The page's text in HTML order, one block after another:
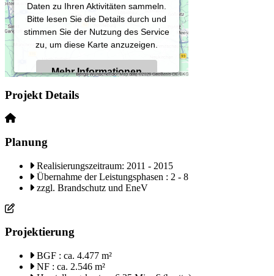
Daten zu Ihren Aktivitäten sammeln.
Bitte lesen Sie die Details durch und
stimmen Sie der Nutzung des Service
zu, um diese Karte anzuzeigen.
Mehr Informationen
Projekt Details
Planung
Realisierungszeitraum: 2011 - 2015
Übernahme der Leistungsphasen : 2 - 8
zzgl. Brandschutz und EneV
Projektierung
BGF : ca. 4.477 m²
NF : ca. 2.546 m²